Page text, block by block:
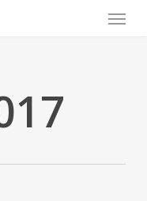
Menu